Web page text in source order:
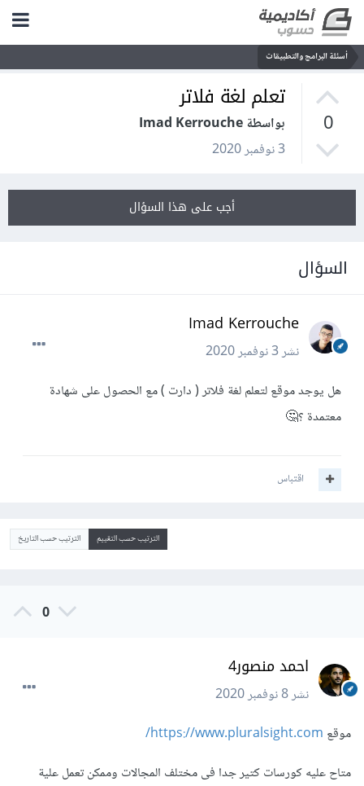
أسئلة البرامج والتطبيقات
0
تعلم لغة فلاتر
بواسطة Imad Kerrouche
3 نوفمبر 2020
أجب على هذا السؤال
السؤال
Imad Kerrouche
نشر3 نوفمبر 2020
هل يوجد موقع لتعلم لغة فلاتر ( دارت ) مع الحصول على شهادة
معتمدة ؟🤔
اقتباس
الترتيب حسب التقييم الترتيب حسب التاريخ
0
احمد منصور4
نشر8 نوفمبر 2020
موقع https://www.pluralsight.com/
متاح عليه كورسات كتير جدا فى مختلف المجالات وممكن تعمل علية